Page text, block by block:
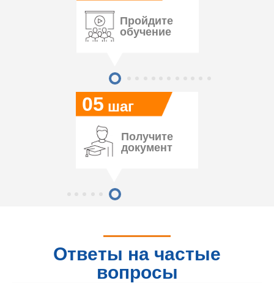
05 шаг
Пройдите
обучение
Получите
документ
Ответы на частые
вопросы